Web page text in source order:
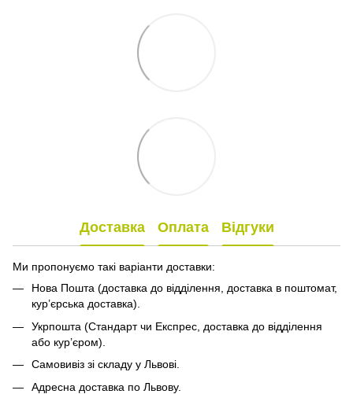
Доставка Оплата Відгуки
Ми пропонуємо такі варіанти доставки:
Нова Пошта (доставка до відділення, доставка в поштомат,
кур’єрська доставка).
Укрпошта (Стандарт чи Експрес, доставка до відділення
або кур’єром).
Самовивіз зі складу у Львові.
Адресна доставка по Львову.